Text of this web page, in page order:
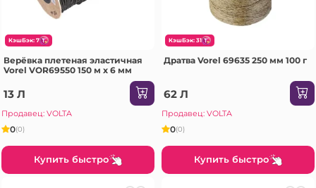
КэшБэк: 7
Верёвка плетеная эластичная
Vorel VOR69550 150 м x 6 мм
13 Л
Продавец: VOLTA
0(0)
Купить быстро
КэшБэк: 31
Дратва Vorel 69635 250 мм 100 г
62 Л
Продавец: VOLTA
0(0)
Купить быстро